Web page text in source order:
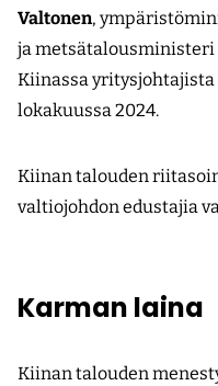
Valtonen,
ja metsätalousministeri
Kiinassa yritysjohtajista
lokakuussa 2024.
Kiinan talouden
valtiojohdon edustajia
Karman laina
Kiinan talouden